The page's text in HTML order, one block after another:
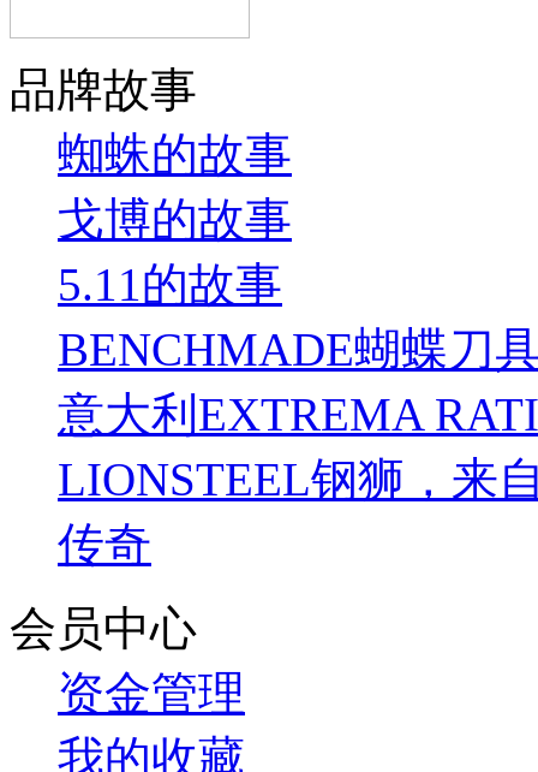
品牌故事
蜘蛛的故事
戈博的故事
5.11的故事
BENCHMADE蝴蝶刀
意大利EXTREMA
LIONSTEEL钢狮，来
传奇
会员中心
资金管理
我的收藏